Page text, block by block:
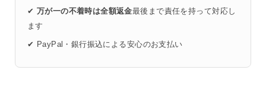
✔ 万が一の不着時は全額返金最後まで責任を持って対応し
ます
✔ PayPal・銀行振込による安心のお支払い